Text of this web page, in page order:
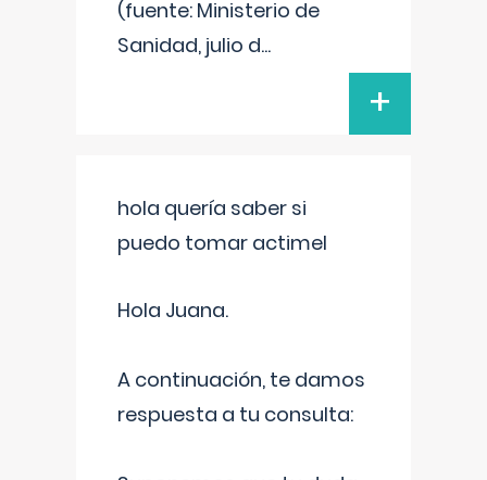
(fuente: Ministerio de
Sanidad, julio d...
+
hola quería saber si
puedo tomar actimel
Hola Juana.
A continuación, te damos
respuesta a tu consulta: